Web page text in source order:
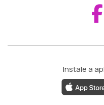
Instale a